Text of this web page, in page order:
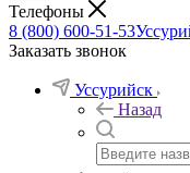
Телефоны
8 (800) 600-51-53
Заказать звонок
Уссурийск
Назад